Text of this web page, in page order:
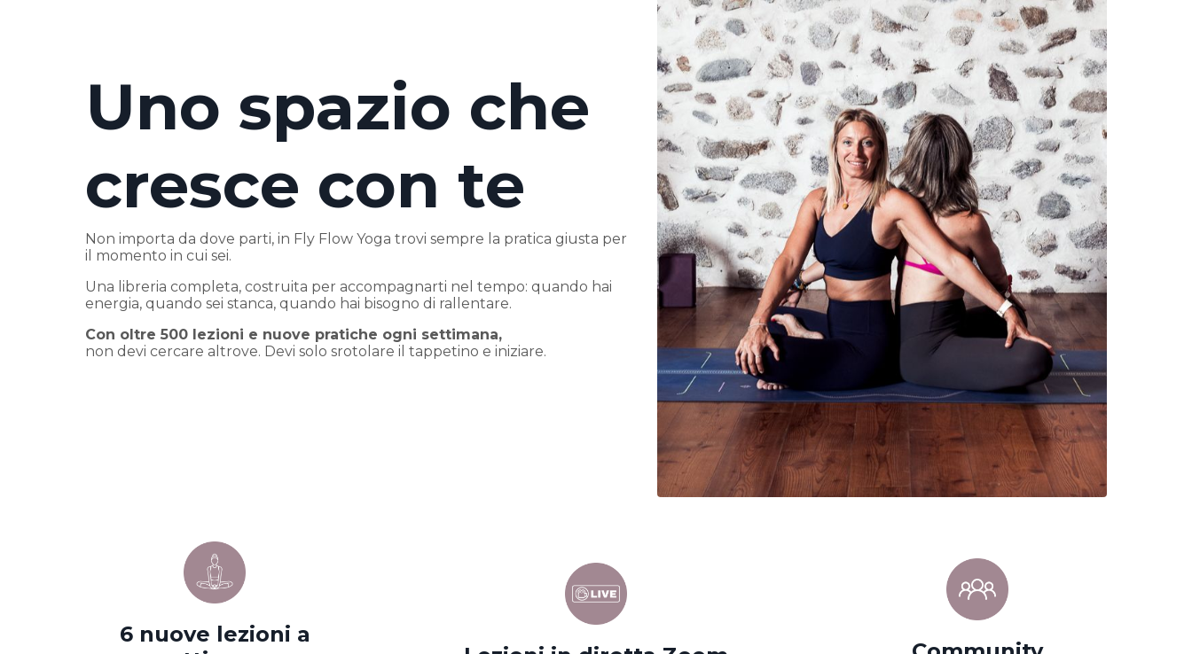
Uno spazio che
cresce con te
Non importa da dove parti, in Fly Flow Yoga trovi sempre la pratica giusta per
il momento in cui sei.
Una libreria completa, costruita per accompagnarti nel tempo: quando hai
energia, quando sei stanca, quando hai bisogno di rallentare.
Con oltre 500 lezioni e nuove pratiche ogni settimana,
non devi cercare altrove. Devi solo srotolare il tappetino e iniziare.
6 nuove lezioni a